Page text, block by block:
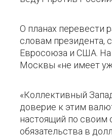
О планах перевести
словам президента,
Евросоюза и США. На
Москвы «не имеет
«Коллективный
доверие к этим
настоящий по своим
обязательства в